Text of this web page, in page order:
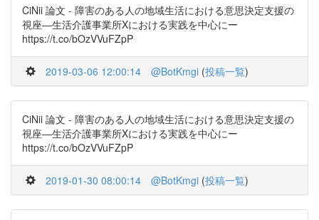
CiNii 論文 - 障害のある人の地域生活における意思決定支援の
視座―生活介護事業所Xにおける実践を中心にー
https://t.co/bOzVVuFZpP
2019-03-06 12:00:14 @BotKmgi (投稿一覧)
CiNii 論文 - 障害のある人の地域生活における意思決定支援の
視座―生活介護事業所Xにおける実践を中心にー
https://t.co/bOzVVuFZpP
2019-01-30 08:00:14 @BotKmgi (投稿一覧)